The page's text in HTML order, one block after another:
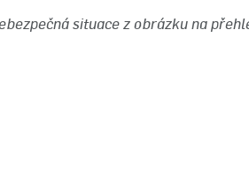
situace z obrázku na